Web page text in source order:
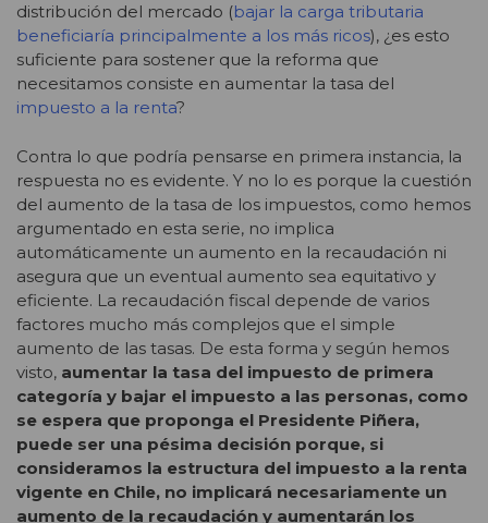
distribución del mercado (bajar la carga tributaria
beneficiaría principalmente a los más ricos), ¿es esto
suficiente para sostener que la reforma que
necesitamos consiste en aumentar la tasa del
impuesto a la renta?
Contra lo que podría pensarse en primera instancia, la
respuesta no es evidente. Y no lo es porque la cuestión
del aumento de la tasa de los impuestos, como hemos
argumentado en esta serie, no implica
automáticamente un aumento en la recaudación ni
asegura que un eventual aumento sea equitativo y
eficiente. La recaudación fiscal depende de varios
factores mucho más complejos que el simple
aumento de las tasas. De esta forma y según hemos
visto, aumentar la tasa del impuesto de primera
categoría y bajar el impuesto a las personas, como
se espera que proponga el Presidente Piñera,
puede ser una pésima decisión porque, si
consideramos la estructura del impuesto a la renta
vigente en Chile, no implicará necesariamente un
aumento de la recaudación y aumentarán los